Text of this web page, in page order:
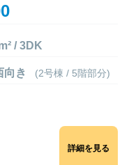
/ 3DK
向き (2号棟 / 5階部分)
詳細を見る